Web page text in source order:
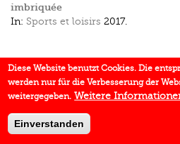
imbriquée
In: Sports et loisirs 2017.
Diese Website benutzt Cookies. Die
werden nur für die Verbesserung der
weitergegeben. Weitere
Einverstanden